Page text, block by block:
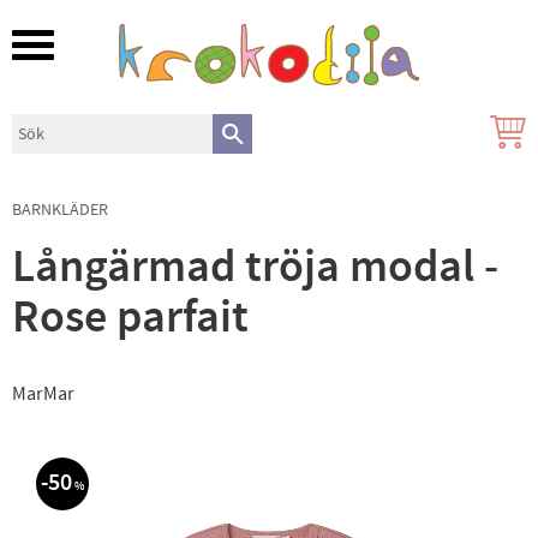
Meny
BARNKLÄDER
Långärmad tröja modal -
Rose parfait
MarMar
50%